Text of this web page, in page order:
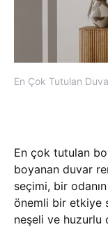
En Çok Tutulan
En çok tutulan
boyanan duvar
seçimi, bir
önemli bir etkiye
neşeli ve huzurlu